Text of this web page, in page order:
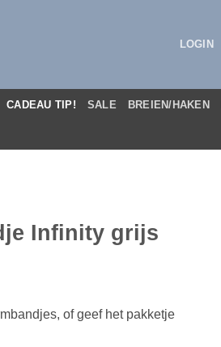
LOGIN
CADEAU TIP! SALE BREIEN/HAKEN
Infinity grijs
of geef het pakketje